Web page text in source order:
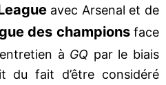
avec Arsenal et de
des champions face
à GQ par le biais
du fait d’être considéré